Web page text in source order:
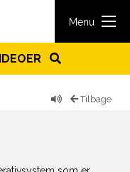
Menu
Tilbage